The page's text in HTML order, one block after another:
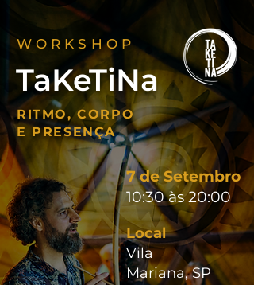
WORKSHOP
TaKeTiNa
RITMO, CORPO
E PRESENÇA
7 de Setembro
10:30 às 20:00
Local
Vila
Mariana, SP